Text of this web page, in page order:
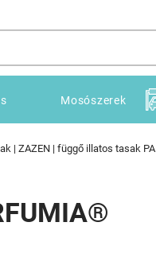
Mosószerek
| ZAZEN | függő illatos tasak